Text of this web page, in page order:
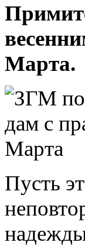
Марта.
Пусть